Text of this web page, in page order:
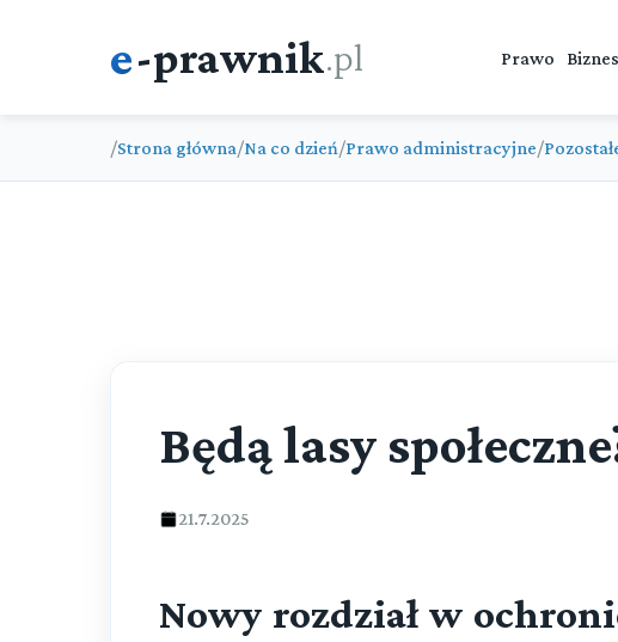
e-prawnik.pl Prawo Biznes
/Strona główna/Na co dzień/Prawo administracyjne/
Będą lasy
21.7.2025
Nowy rozdział w